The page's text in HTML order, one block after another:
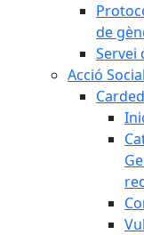
de
Servei
Acció Social